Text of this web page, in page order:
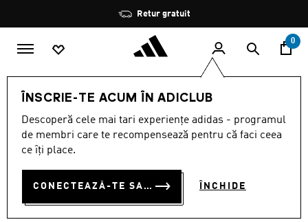
Oprește
rotația
Retur gratuit
0
ÎNSCRIE-TE ACUM ÎN ADICLUB
Descoperă cele mai tari experiențe adidas - programul
de membri care te recompensează pentru că faci ceea
ce îți place.
CONECTEAZĂ-TE SAU ÎNSCRIE-TE ACUM ÎNCHIDE
Echipe naționale Suedia
FOTBAL · GALBEN·SUEDIA